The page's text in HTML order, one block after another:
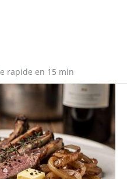
rapide en 15 min